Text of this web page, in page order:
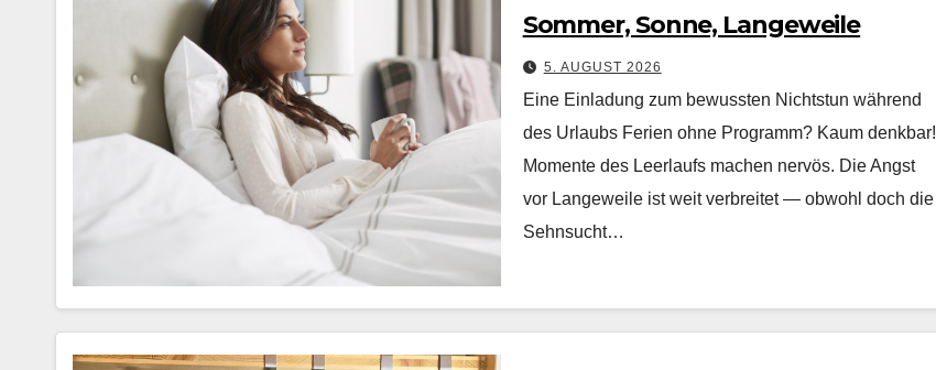
Sommer, Sonne, Langeweile
5. AUGUST 2026
Eine Einladung zum bewussten Nichtstun während
des Urlaubs Ferien ohne Pro­gramm? Kaum denkbar!
Momente des Leer­laufs machen nervös. Die Angst
vor Langeweile ist weit ver­bre­it­et — obwohl doch die
Sehn­sucht…